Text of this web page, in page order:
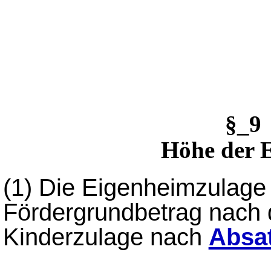
Höhe der
(1) Die
Fördergrundbetrag
Kinderzulage nach